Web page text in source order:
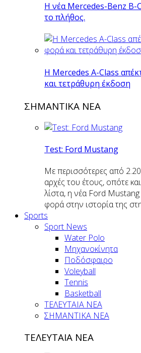
Η νέα Mercedes-Benz B-
το πλήθος.
H Mercedes Α-Class
και τετράθυρη έκδοση
ΣΗΜΑΝΤΙΚΑ ΝΕΑ
Test: Ford Mustang
Με περισσότερες από
αρχές του έτους, οπότε
λίστα, η νέα Ford
φορά στην ιστορία της
Sports
Sport News
Water Polo
Μηχανοκίνητα
Ποδόσφαιρο
Voleyball
Tennis
Basketball
ΤΕΛΕΥΤΑΙΑ ΝΕΑ
ΣΗΜΑΝΤΙΚΑ ΝΕΑ
ΤΕΛΕΥΤΑΙΑ ΝΕΑ